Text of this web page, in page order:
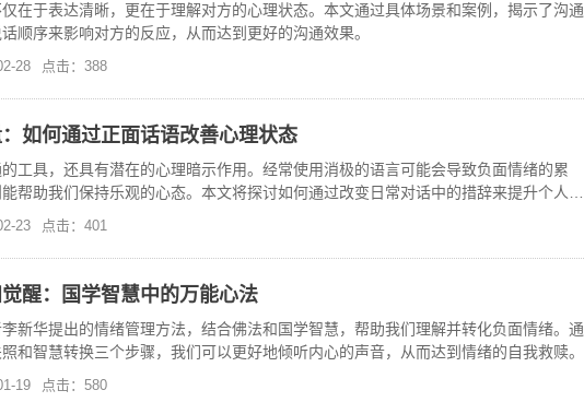
在于表达清晰，更在于理解对方的心理状态。本文通过具体场景和案例，揭示了沟通
顺序来影响对方的反应，从而达到更好的沟通效果。
28 点击：388
如何通过正面话语改善心理状态
工具，还具有潜在的心理暗示作用。经常使用消极的语言可能会导致负面情绪的累
帮助我们保持乐观的心态。本文将探讨如何通过改变日常对话中的措辞来提升个人的
23 点击：401
醒：国学智慧中的万能心法
新华提出的情绪管理方法，结合佛法和国学智慧，帮助我们理解并转化负面情绪。通
和智慧转换三个步骤，我们可以更好地倾听内心的声音，从而达到情绪的自我救赎。
19 点击：580